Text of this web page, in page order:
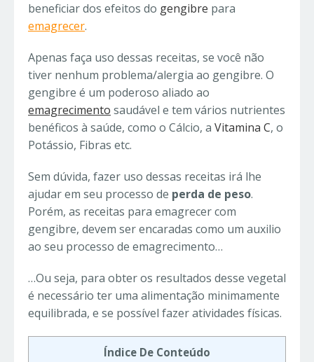
beneficiar dos efeitos do gengibre para
emagrecer.
Apenas faça uso dessas receitas, se você não
tiver nenhum problema/alergia ao gengibre. O
gengibre é um poderoso aliado ao
emagrecimento saudável e tem vários nutrientes
benéficos à saúde, como o Cálcio, a Vitamina C, o
Potássio, Fibras etc.
Sem dúvida, fazer uso dessas receitas irá lhe
ajudar em seu processo de perda de peso.
Porém, as receitas para emagrecer com
gengibre, devem ser encaradas como um auxilio
ao seu processo de emagrecimento…
…Ou seja, para obter os resultados desse vegetal
é necessário ter uma alimentação minimamente
equilibrada, e se possível fazer atividades físicas.
Índice De Conteúdo